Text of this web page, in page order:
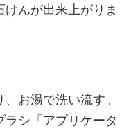
んが出来上がりま
お湯で洗い流す。
シ「アプリケータ